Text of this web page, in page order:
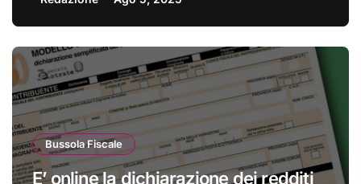
Bussola Fiscale
E’ online la dichiarazione dei redditi